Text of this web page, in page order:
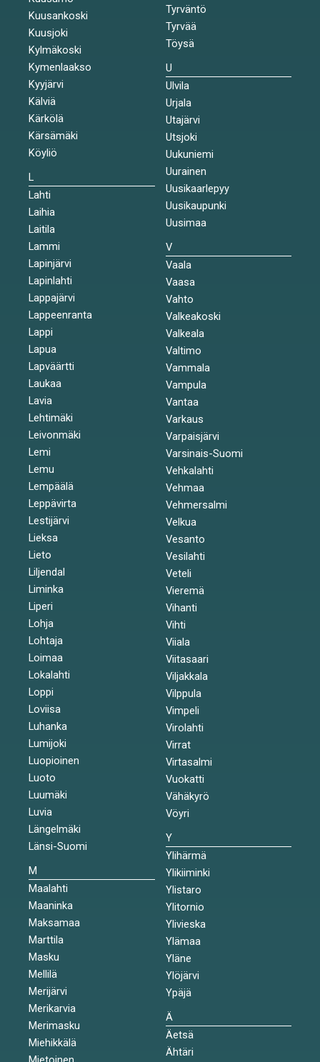
Kuusankoski
Kuusjoki
Kylmäkoski
Kymenlaakso
Kyyjärvi
Kälviä
Kärkölä
Kärsämäki
Köyliö
L
Lahti
Laihia
Laitila
Lammi
Lapinjärvi
Lapinlahti
Lappajärvi
Lappeenranta
Lappi
Lapua
Lapväärtti
Laukaa
Lavia
Lehtimäki
Leivonmäki
Lemi
Lemu
Lempäälä
Leppävirta
Lestijärvi
Lieksa
Lieto
Liljendal
Liminka
Liperi
Lohja
Lohtaja
Loimaa
Lokalahti
Loppi
Loviisa
Luhanka
Lumijoki
Luopioinen
Luoto
Luumäki
Luvia
Längelmäki
Länsi-Suomi
M
Maalahti
Maaninka
Maksamaa
Marttila
Masku
Mellilä
Merijärvi
Merikarvia
Merimasku
Miehikkälä
Tyrväntö
Tyrvää
Töysä
U
Ulvila
Urjala
Utajärvi
Utsjoki
Uukuniemi
Uurainen
Uusikaarlepyy
Uusikaupunki
Uusimaa
V
Vaala
Vaasa
Vahto
Valkeakoski
Valkeala
Valtimo
Vammala
Vampula
Vantaa
Varkaus
Varpaisjärvi
Varsinais-Suomi
Vehkalahti
Vehmaa
Vehmersalmi
Velkua
Vesanto
Vesilahti
Veteli
Vieremä
Vihanti
Vihti
Viiala
Viitasaari
Viljakkala
Vilppula
Vimpeli
Virolahti
Virrat
Virtasalmi
Vuokatti
Vähäkyrö
Vöyri
Y
Ylihärmä
Ylikiiminki
Ylistaro
Ylitornio
Ylivieska
Ylämaa
Yläne
Ylöjärvi
Ypäjä
Ä
Äetsä
Ähtäri